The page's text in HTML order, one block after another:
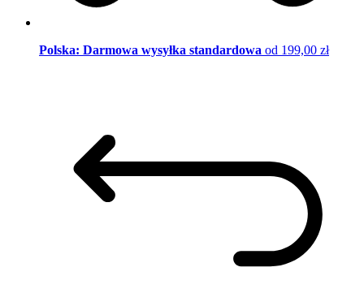
Polska: Darmowa wysyłka standardowa od 199,00 zł